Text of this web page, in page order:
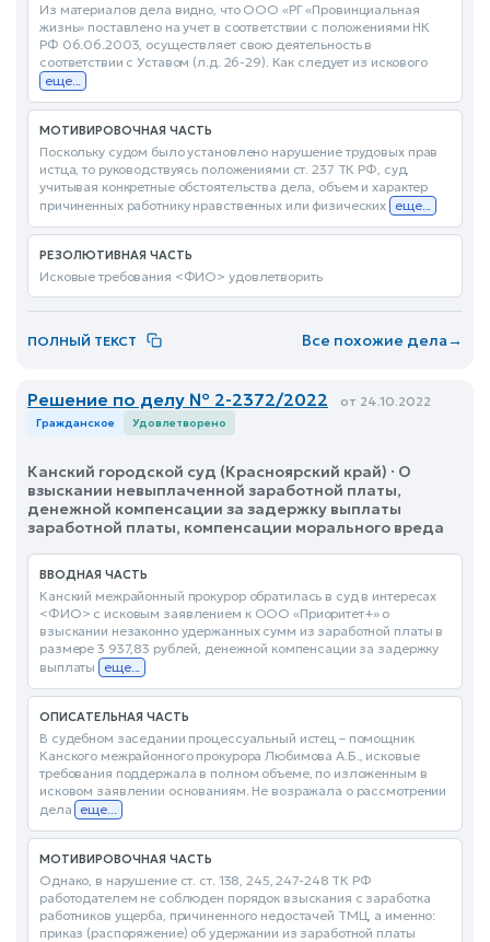
Из материалов дела видно, что ООО «РГ «Провинциальная
жизнь» поставлено на учет в соответствии с положениями НК
РФ 06.06.2003, осуществляет свою деятельность в
соответствии с Уставом (л.д. 26-29). Как следует из искового
еще...
МОТИВИРОВОЧНАЯ ЧАСТЬ
Поскольку судом было установлено нарушение трудовых прав
истца, то руководствуясь положениями ст. 237 ТК РФ, суд,
учитывая конкретные обстоятельства дела, объем и характер
причиненных работнику нравственных или физических еще...
РЕЗОЛЮТИВНАЯ ЧАСТЬ
Исковые требования <ФИО> удовлетворить
ПОЛНЫЙ ТЕКСТ Все похожие дела→
Решение по делу № 2-2372/2022 от 24.10.2022
Гражданское Удовлетворено
Канский городской суд (Красноярский край) · О
взыскании невыплаченной заработной платы,
денежной компенсации за задержку выплаты
заработной платы, компенсации морального вреда
ВВОДНАЯ ЧАСТЬ
Канский межрайонный прокурор обратилась в суд в интересах
<ФИО> с исковым заявлением к ООО «Приоритет+» о
взыскании незаконно удержанных сумм из заработной платы в
размере 3 937,83 рублей, денежной компенсации за задержку
выплаты еще...
ОПИСАТЕЛЬНАЯ ЧАСТЬ
В судебном заседании процессуальный истец – помощник
Канского межрайонного прокурора Любимова А.Б., исковые
требования поддержала в полном объеме, по изложенным в
исковом заявлении основаниям. Не возражала о рассмотрении
дела еще...
МОТИВИРОВОЧНАЯ ЧАСТЬ
Однако, в нарушение ст. ст. 138, 245, 247-248 ТК РФ
работодателем не соблюден порядок взыскания с заработка
работников ущерба, причиненного недостачей ТМЦ, а именно:
приказ (распоряжение) об удержании из заработной платы